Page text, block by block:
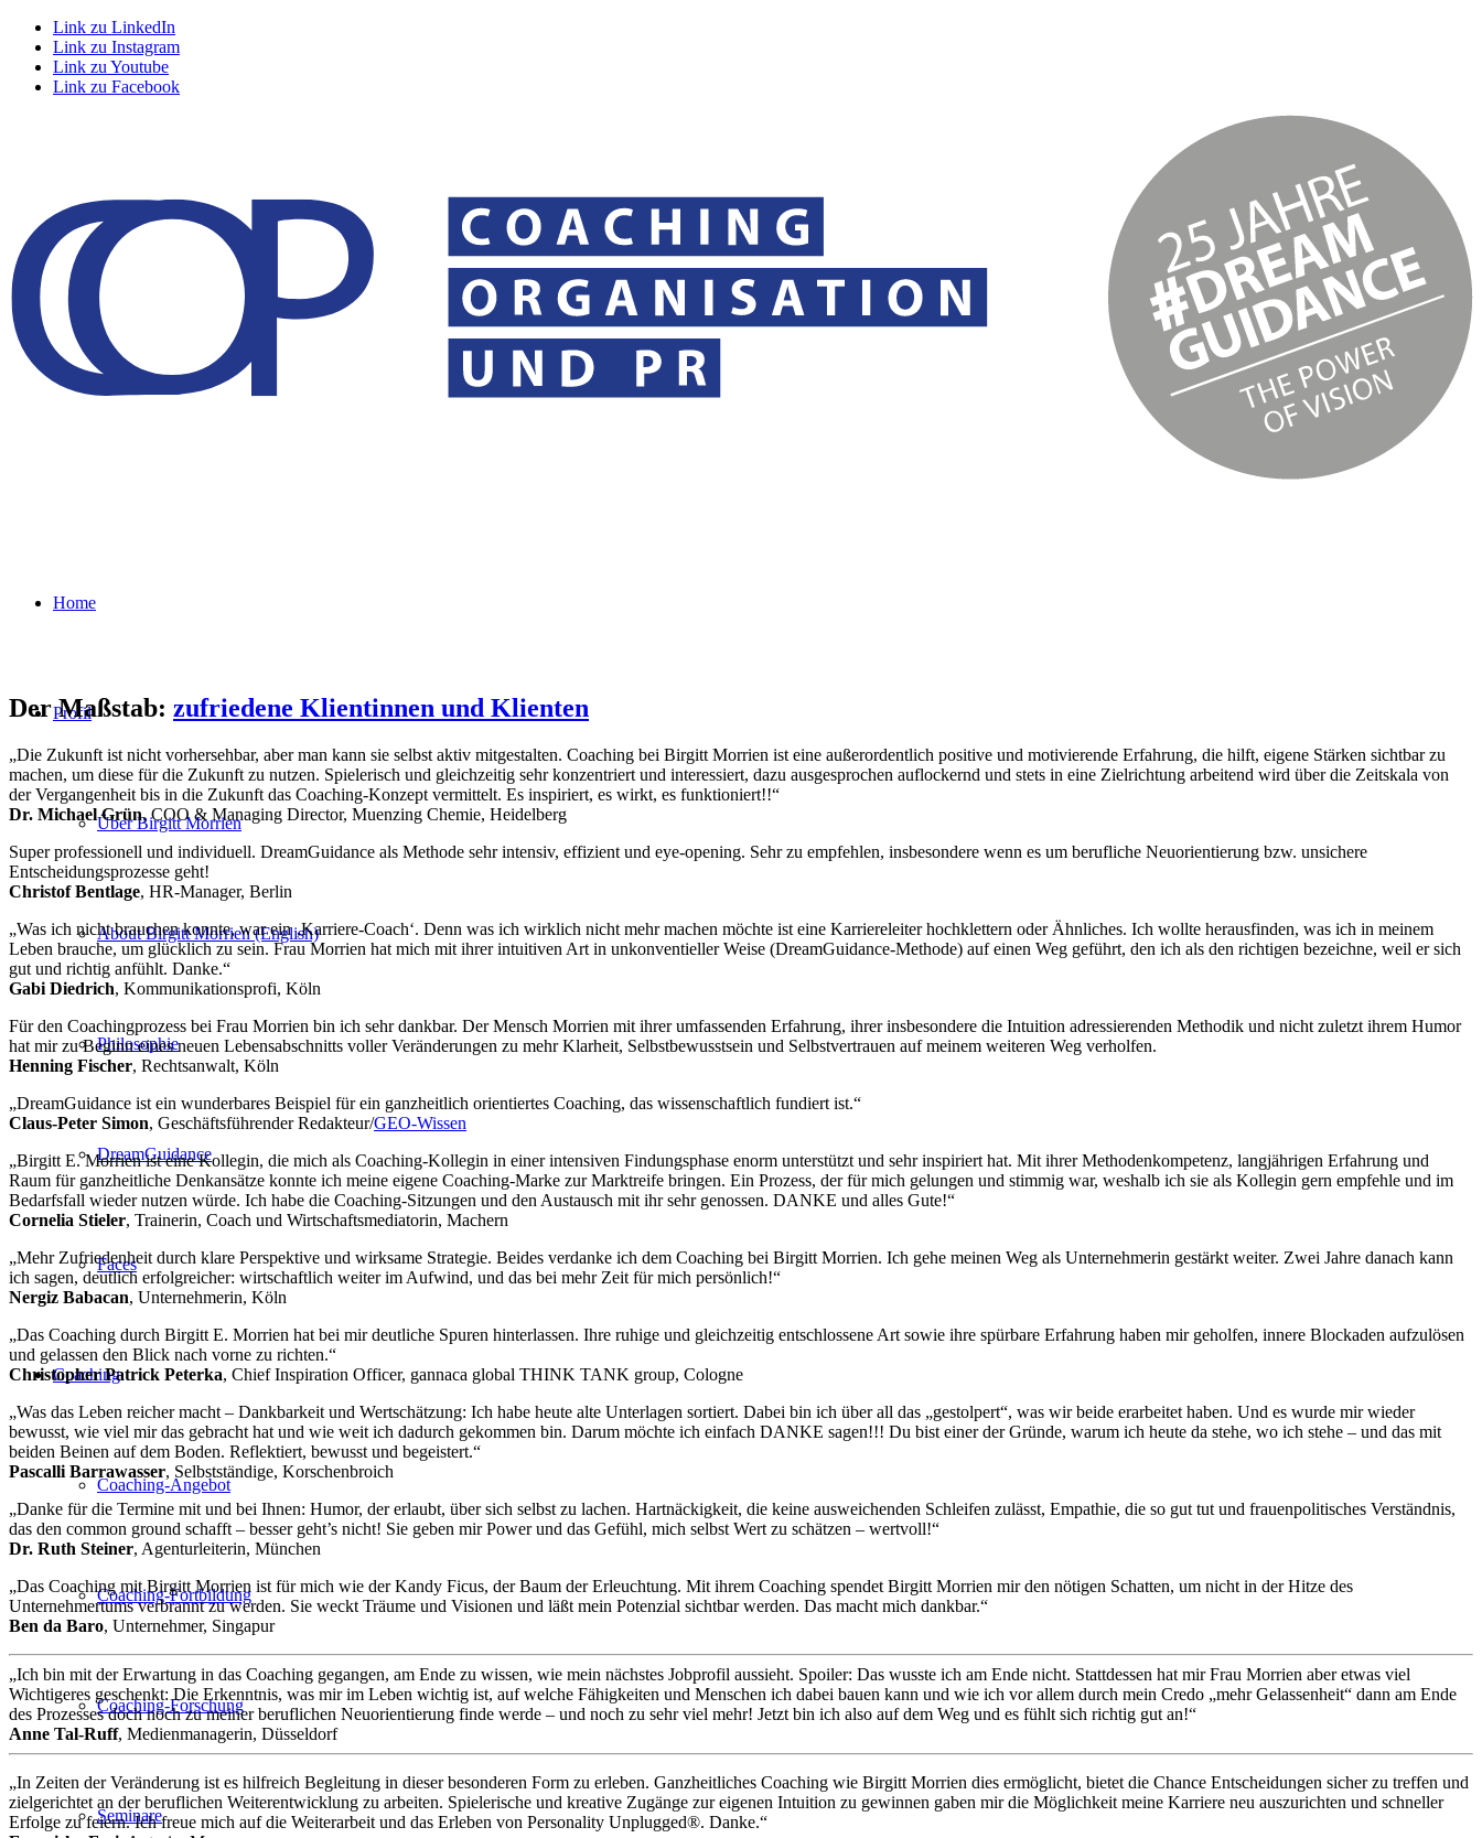
Link zu LinkedIn
Link zu Instagram
Link zu Youtube
Link zu Facebook
Home
Profil
Über Birgitt Morrien
About Birgitt Morrien (English)
Philosophie
DreamGuidance
Faces
Coaching
Coaching-Angebot
Coaching-Fortbildung
Coaching-Forschung
Seminare
Der Maßstab: zufriedene Klientinnen und Klienten
„Die Zukunft ist nicht vorhersehbar, aber man kann sie selbst aktiv mitgestalten. Coaching bei Birgitt Morrien ist eine außerordentlich positive und motivierende Erfahrung, die hilft, eigene Stärken sichtbar zu
machen, um diese für die Zukunft zu nutzen. Spielerisch und gleichzeitig sehr konzentriert und interessiert, dazu ausgesprochen auflockernd und stets in eine Zielrichtung arbeitend wird über die Zeitskala von
der Vergangenheit bis in die Zukunft das Coaching-Konzept vermittelt. Es inspiriert, es wirkt, es funktioniert!!“
Dr. Michael Grün, COO & Managing Director, Muenzing Chemie, Heidelberg
Super professionell und individuell. DreamGuidance als Methode sehr intensiv, effizient und eye-opening. Sehr zu empfehlen, insbesondere wenn es um berufliche Neuorientierung bzw. unsichere
Entscheidungsprozesse geht!
Christof Bentlage, HR-Manager, Berlin
„Was ich nicht brauchen konnte, war ein ‚Karriere-Coach‘. Denn was ich wirklich nicht mehr machen möchte ist eine Karriereleiter hochklettern oder Ähnliches. Ich wollte herausfinden, was ich in meinem
Leben brauche, um glücklich zu sein. Frau Morrien hat mich mit ihrer intuitiven Art in unkonventieller Weise (DreamGuidance-Methode) auf einen Weg geführt, den ich als den richtigen bezeichne, weil er sich
gut und richtig anfühlt. Danke.“
Gabi Diedrich, Kommunikationsprofi, Köln
Für den Coachingprozess bei Frau Morrien bin ich sehr dankbar. Der Mensch Morrien mit ihrer umfassenden Erfahrung, ihrer insbesondere die Intuition adressierenden Methodik und nicht zuletzt ihrem Humor
hat mir zu Beginn eines neuen Lebensabschnitts voller Veränderungen zu mehr Klarheit, Selbstbewusstsein und Selbstvertrauen auf meinem weiteren Weg verholfen.
Henning Fischer, Rechtsanwalt, Köln
„DreamGuidance ist ein wunderbares Beispiel für ein ganzheitlich orientiertes Coaching, das wissenschaftlich fundiert ist.“
Claus-Peter Simon, Geschäftsführender Redakteur/GEO-Wissen
„Birgitt E. Morrien ist eine Kollegin, die mich als Coaching-Kollegin in einer intensiven Findungsphase enorm unterstützt und sehr inspiriert hat. Mit ihrer Methodenkompetenz, langjährigen Erfahrung und
Raum für ganzheitliche Denkansätze konnte ich meine eigene Coaching-Marke zur Marktreife bringen. Ein Prozess, der für mich gelungen und stimmig war, weshalb ich sie als Kollegin gern empfehle und im
Bedarfsfall wieder nutzen würde. Ich habe die Coaching-Sitzungen und den Austausch mit ihr sehr genossen. DANKE und alles Gute!“
Cornelia Stieler, Trainerin, Coach und Wirtschaftsmediatorin, Machern
„Mehr Zufriedenheit durch klare Perspektive und wirksame Strategie. Beides verdanke ich dem Coaching bei Birgitt Morrien. Ich gehe meinen Weg als Unternehmerin gestärkt weiter. Zwei Jahre danach kann
ich sagen, deutlich erfolgreicher: wirtschaftlich weiter im Aufwind, und das bei mehr Zeit für mich persönlich!“
Nergiz Babacan, Unternehmerin, Köln
„Das Coaching durch Birgitt E. Morrien hat bei mir deutliche Spuren hinterlassen. Ihre ruhige und gleichzeitig entschlossene Art sowie ihre spürbare Erfahrung haben mir geholfen, innere Blockaden aufzulösen
und gelassen den Blick nach vorne zu richten.“
Christopher Patrick Peterka, Chief Inspiration Officer, gannaca global THINK TANK group, Cologne
„Was das Leben reicher macht – Dankbarkeit und Wertschätzung: Ich habe heute alte Unterlagen sortiert. Dabei bin ich über all das „gestolpert“, was wir beide erarbeitet haben. Und es wurde mir wieder
bewusst, wie viel mir das gebracht hat und wie weit ich dadurch gekommen bin. Darum möchte ich einfach DANKE sagen!!! Du bist einer der Gründe, warum ich heute da stehe, wo ich stehe – und das mit
beiden Beinen auf dem Boden. Reflektiert, bewusst und begeistert.“
Pascalli Barrawasser, Selbstständige, Korschenbroich
„Danke für die Termine mit und bei Ihnen: Humor, der erlaubt, über sich selbst zu lachen. Hartnäckigkeit, die keine ausweichenden Schleifen zulässt, Empathie, die so gut tut und frauenpolitisches Verständnis,
das den common ground schafft – besser geht’s nicht! Sie geben mir Power und das Gefühl, mich selbst Wert zu schätzen – wertvoll!“
Dr. Ruth Steiner, Agenturleiterin, München
„Das Coaching mit Birgitt Morrien ist für mich wie der Kandy Ficus, der Baum der Erleuchtung. Mit ihrem Coaching spendet Birgitt Morrien mir den nötigen Schatten, um nicht in der Hitze des
Unternehmertums verbrannt zu werden. Sie weckt Träume und Visionen und läßt mein Potenzial sichtbar werden. Das macht mich dankbar.“
Ben da Baro, Unternehmer, Singapur
„Ich bin mit der Erwartung in das Coaching gegangen, am Ende zu wissen, wie mein nächstes Jobprofil aussieht. Spoiler: Das wusste ich am Ende nicht. Stattdessen hat mir Frau Morrien aber etwas viel
Wichtigeres geschenkt: Die Erkenntnis, was mir im Leben wichtig ist, auf welche Fähigkeiten und Menschen ich dabei bauen kann und wie ich vor allem durch mein Credo „mehr Gelassenheit“ dann am Ende
des Prozesses doch noch zu meiner beruflichen Neuorientierung finde werde – und noch zu sehr viel mehr! Jetzt bin ich also auf dem Weg und es fühlt sich richtig gut an!“
Anne Tal-Ruff, Medienmanagerin, Düsseldorf
„In Zeiten der Veränderung ist es hilfreich Begleitung in dieser besonderen Form zu erleben. Ganzheitliches Coaching wie Birgitt Morrien dies ermöglicht, bietet die Chance Entscheidungen sicher zu treffen und
zielgerichtet an der beruflichen Weiterentwicklung zu arbeiten. Spielerische und kreative Zugänge zur eigenen Intuition zu gewinnen gaben mir die Möglichkeit meine Karriere neu auszurichten und schneller
Erfolge zu feiern. Ich freue mich auf die Weiterarbeit und das Erleben von Personality Unplugged®. Danke.“